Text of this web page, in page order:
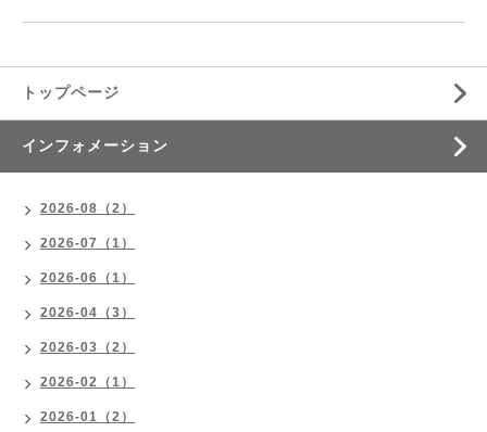
トップページ
インフォメーション
2026-08（2）
2026-07（1）
2026-06（1）
2026-04（3）
2026-03（2）
2026-02（1）
2026-01（2）